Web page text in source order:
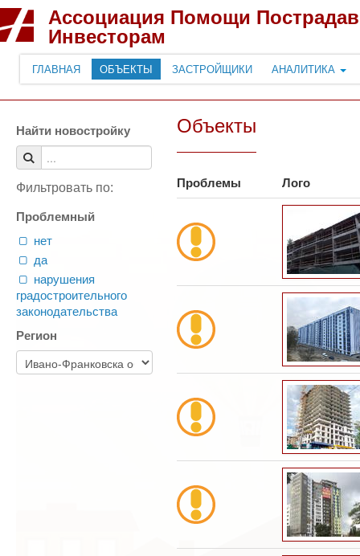
Ассоциация Помощи
Инвесторам
ГЛАВНАЯ ОБЪЕКТЫ ЗАСТРОЙЩИКИ АНАЛИТИКА
Найти новостройку
Фильтровать по:
Проблемный
нет
да
нарушения
градостроительного
законодательства
Регион
Объекты
Проблемы Лого